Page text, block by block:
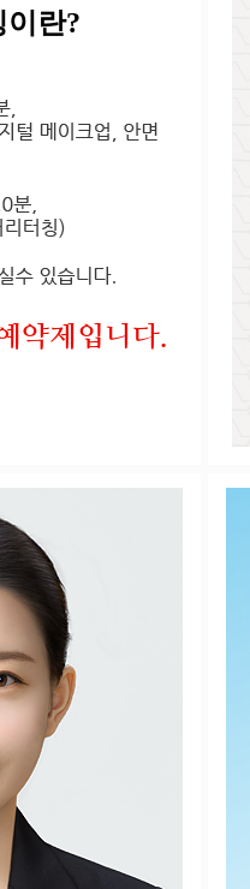
이란?
약제입니다.